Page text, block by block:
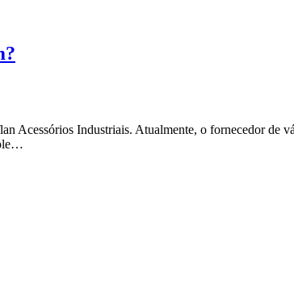
Acessórios Industriais. Atualmente, o fornecedor de